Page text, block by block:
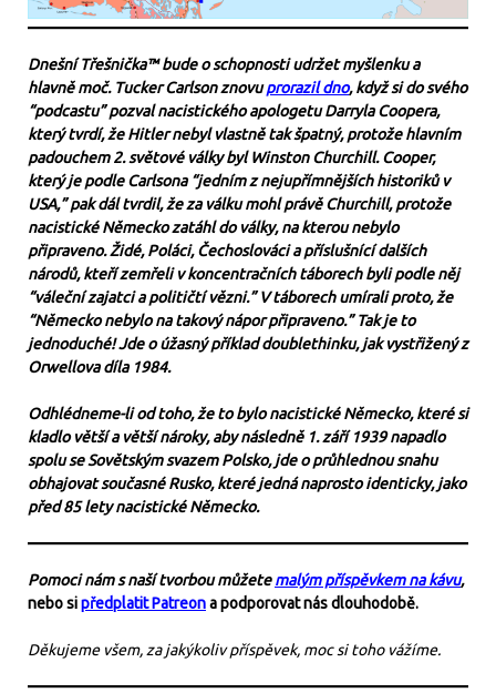
Dnešní Třešnička™ bude o schopnosti udržet myšlenku a
hlavně moč. Tucker Carlson znovuprorazil dno, když si do svého
“podcastu” pozval nacistického apologetu Darryla Coopera,
který tvrdí, že Hitler nebyl vlastně tak špatný, protože hlavním
padouchem 2. světové války byl Winston Churchill. Cooper,
který je podle Carlsona “jedním z nejupřímnějších historiků v
USA,” pak dál tvrdil, že za válku mohl právě Churchill, protože
nacistické Německo zatáhl do války, na kterou nebylo
připraveno. Židé, Poláci, Čechoslováci a příslušnící dalších
národů, kteří zemřeli v koncentračních táborech byli podle něj
“váleční zajatci a političtí vězni.” V táborech umírali proto, že
“Německo nebylo na takový nápor připraveno.” Tak je to
jednoduché! Jde o úžasný příklad doublethinku, jak vystřižený z
Orwellova díla 1984.
Odhlédneme-li od toho, že to bylo nacistické Německo, které si
kladlo větší a větší nároky, aby následně 1. září 1939 napadlo
spolu se Sovětským svazem Polsko, jde o průhlednou snahu
obhajovat současné Rusko, které jedná naprosto identicky, jako
před 85 lety nacistické Německo.
Pomoci nám s naší tvorbou můžetemalým příspěvkem na kávu,
nebo sipředplatit Patreona podporovat nás dlouhodobě.
Děkujeme všem, za jakýkoliv příspěvek, moc si toho vážíme.